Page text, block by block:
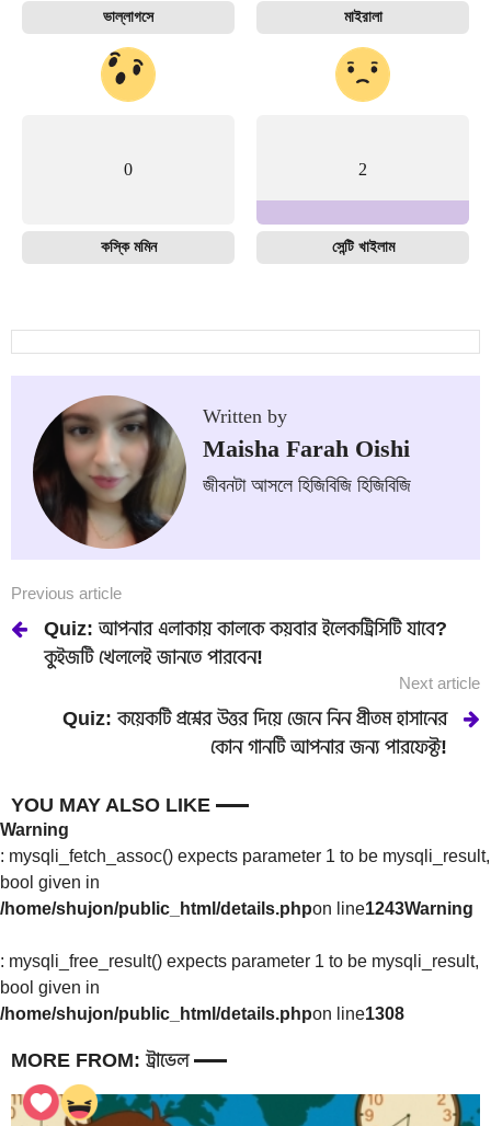
ভাল্লাগসে মাইরালা
0
কস্কি মমিন
2
সেন্টি খাইলাম
Written by
Maisha Farah Oishi
জীবনটা আসলে হিজিবিজি হিজিবিজি
Previous article
Quiz: আপনার এলাকায় কালকে কয়বার ইলেকট্রিসিটি যাবে?
কুইজটি খেললেই জানতে পারবেন!
Next article
Quiz: কয়েকটি প্রশ্নের উত্তর দিয়ে জেনে নিন প্রীতম হাসানের
কোন গানটি আপনার জন্য পারফেক্ট!
YOU MAY ALSO LIKE
Warning
: mysqli_fetch_assoc() expects parameter 1 to be mysqli_result,
bool given in
/home/shujon/public_html/details.phpon line1243Warning
: mysqli_free_result() expects parameter 1 to be mysqli_result,
bool given in
/home/shujon/public_html/details.phpon line1308
MORE FROM: ট্রাভেল